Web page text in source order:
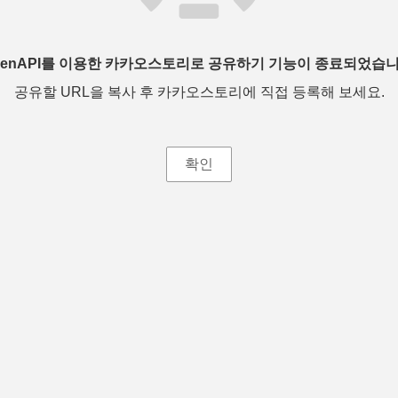
를 이용한 카카오스토리로 공유하기 기능이 종료되었습
공유할 URL을 복사 후 카카오스토리에 직접 등록해 보세요.
확인